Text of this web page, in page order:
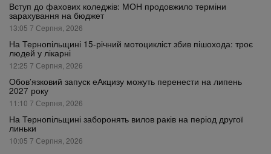
Вступ до фахових коледжів: МОН продовжило терміни
зарахування на бюджет
13:05 7 Серпня, 2026
На Тернопільщині 15-річний мотоцикліст збив пішохода: троє
людей у лікарні
12:25 7 Серпня, 2026
Обов’язковий запуск еАкцизу можуть перенести на липень
2027 року
11:10 7 Серпня, 2026
На Тернопільщині заборонять вилов раків на період другої
линьки
10:05 7 Серпня, 2026